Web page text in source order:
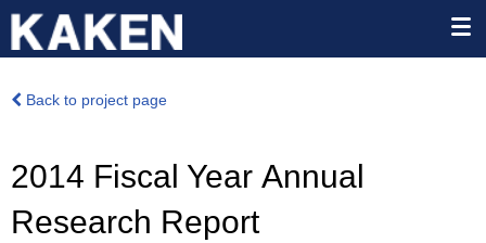
Back to project page
2014 Fiscal Year Annual
Research Report